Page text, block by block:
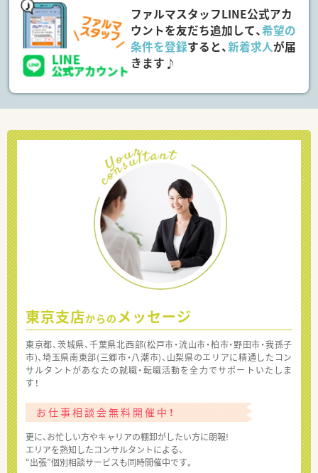
ファルマスタッフLINE公式アカ
ウントを友だち追加して、希望の
条件を登録すると、新着求人が届
きます♪
東京支店からの メッセージ
東京都、茨城県、千葉県北西部(松戸市・流山市・柏市・野田市・我孫子
市)、埼玉県南東部(三郷市・八潮市)、山梨県のエリアに精通したコン
サルタントがあなたの就職・転職活動を全力でサポートいたしま
す！
お仕事相談会無料開催中！
更に、お忙しい方やキャリアの棚卸がしたい方に朗報!
エリアを熟知したコンサルタントによる、
“出張”個別相談サービスも同時開催中です。